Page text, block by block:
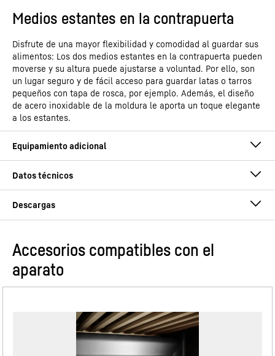
Medios estantes en la contrapuerta
Disfrute de una mayor flexibilidad y comodidad al guardar sus
alimentos: Los dos medios estantes en la contrapuerta pueden
moverse y su altura puede ajustarse a voluntad. Por ello, son
un lugar seguro y de fácil acceso para guardar latas o tarros
pequeños con tapa de rosca, por ejemplo. Además, el diseño
de acero inoxidable de la moldura le aporta un toque elegante
a los estantes.
Estantes de cristal con regulación de altura
Grupo de producto
9005382254790
Instrucciones de uso
Instrucciones de montaje e instalación
Accesorios compatibles con el
aparato